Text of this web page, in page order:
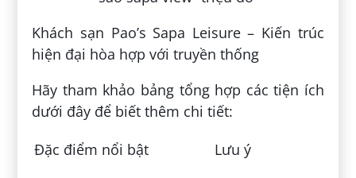
Khách sạn Pao’s Sapa Leisure – Kiến trúc
hiện đại hòa hợp với truyền thống
Hãy tham khảo bảng tổng hợp các tiện ích
dưới đây để biết thêm chi tiết:
Đặc điểm nổi bật
Lưu ý